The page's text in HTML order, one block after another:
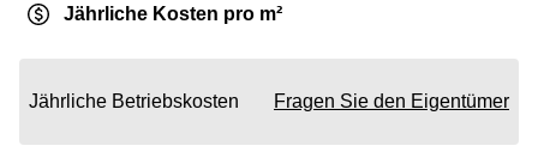
Jährliche Kosten pro m²
Jährliche Betriebskosten Fragen Sie den Eigentümer